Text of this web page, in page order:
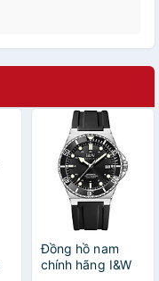
Đồng hồ nam
chính hãng I&W